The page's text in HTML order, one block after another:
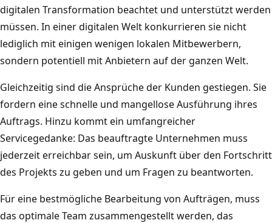
digitalen Transformation beachtet und unterstützt werden
müssen. In einer digitalen Welt konkurrieren sie nicht
lediglich mit einigen wenigen lokalen Mitbewerbern,
sondern potentiell mit Anbietern auf der ganzen Welt.
Gleichzeitig sind die Ansprüche der Kunden gestiegen. Sie
fordern eine schnelle und mangellose Ausführung ihres
Auftrags. Hinzu kommt ein umfangreicher
Servicegedanke: Das beauftragte Unternehmen muss
jederzeit erreichbar sein, um Auskunft über den Fortschritt
des Projekts zu geben und um Fragen zu beantworten.
Für eine bestmögliche Bearbeitung von Aufträgen, muss
das optimale Team zusammengestellt werden, das